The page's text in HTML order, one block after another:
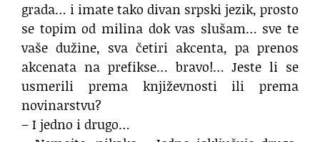
grada… i imate tako divan srpski jezik, prosto
se topim od milina dok vas slušam… sve te
vaše dužine, sva četiri akcenta, pa prenos
akcenata na prefikse… bravo!… Jeste li se
usmerili prema književnosti ili prema
novinarstvu?
– I jedno i drugo…